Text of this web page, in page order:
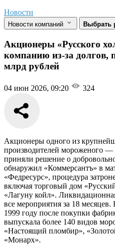
Новости
Новости компаний Выбрать
Акционеры «Русского
компанию из-за
млрд рублей
04 июн 2026, 09:20 324
Акционеры одного из
производителей мороженого
приняли решение о
обнаружил «Коммерсантъ» в
«Федресурс», процедура
включая торговый дом
«Лагуну койл».
все мероприятия за 18
1999 году после покупки
выпускала более 140 видов
«Настоящий пломбир»,
«Монарх».